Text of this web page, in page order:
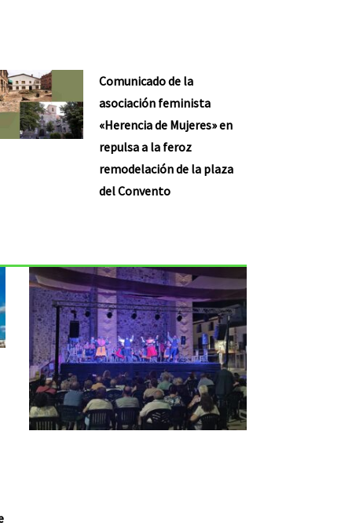
Comunicado de la
asociación feminista
«Herencia de Mujeres» en
repulsa a la feroz
remodelación de la plaza
del Convento